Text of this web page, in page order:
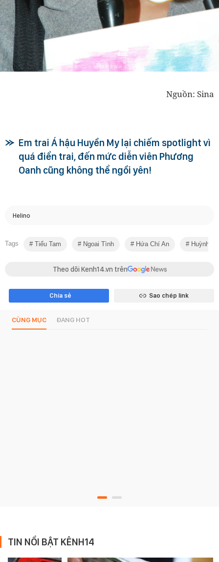
Nguồn: Sina
Em trai Á hậu Huyền My lại chiếm spotlight vì
quá điển trai, đến mức diễn viên Phương
Oanh cũng không thể ngồi yên!
Helino
Tags Tiểu Tam Ngoai Tình Hứa Chí An Huỳnh
Theo dõi Kenh14.vn trên
Chia sẻ Sao chép link
CÙNG MỤC ĐANG HOT
TIN NỔI BẬT KÊNH14